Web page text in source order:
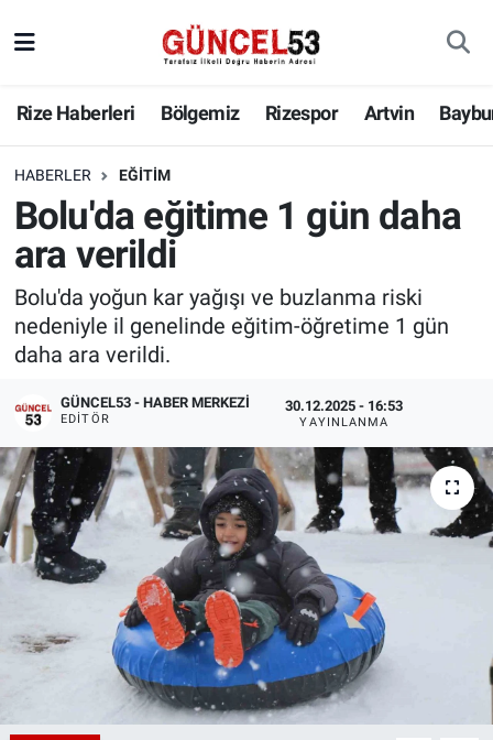
Rize Haberleri Bölgemiz Rizespor Artvin
HABERLER EĞITIM
Bolu'da eğitime 1 gün daha
ara verildi
Bolu'da yoğun kar yağışı ve buzlanma riski
nedeniyle il genelinde eğitim-öğretime 1 gün
daha ara verildi.
GÜNCEL53 - HABER MERKEZI
EDITÖR
30.12.2025 - 16:53
YAYINLANMA